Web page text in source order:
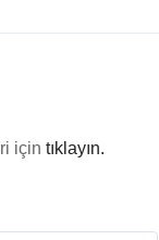
için tıklayın.